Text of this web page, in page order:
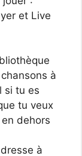
et Live
à
si tu es
tu veux
dehors
à